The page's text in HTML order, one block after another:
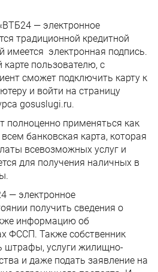
— электронное
традиционной кредитной
имеется электронная подпись.
пользователю, с
сможет подключить карту к
и войти на страницу
gosuslugi.ru.
полноценно применяться как
банковская карта, которая
всевозможных услуг и
для получения наличных в
— электронное
получить сведения о
информацию об
ФССП. Также собственник
штрафы, услуги жилищно-
и даже подать заявление на